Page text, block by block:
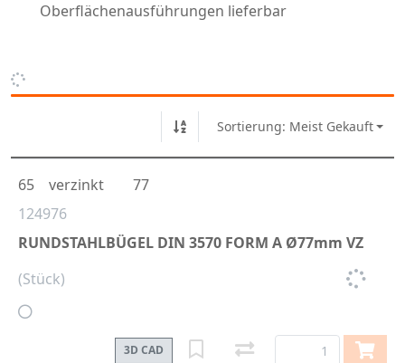
Oberflächenausführungen lieferbar
Sortierung: Meist Gekauft
124976
RUNDSTAHLBÜGEL DIN 3570 FORM A Ø77mm VZ
65 verzinkt 77
(Stück)
3D CAD